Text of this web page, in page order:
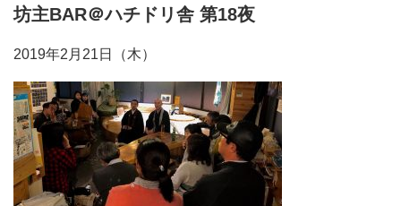
坊主BAR＠ハチドリ舎 第18夜
2019年2月21日（木）